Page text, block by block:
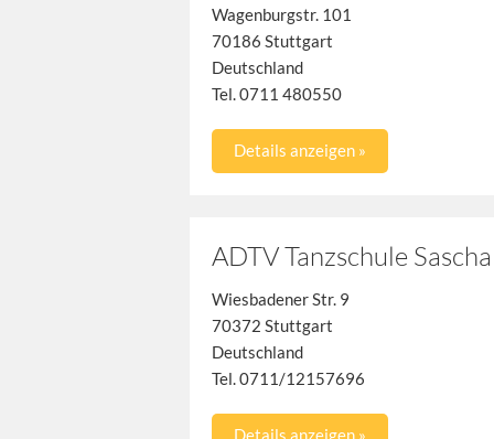
Wagenburgstr. 101
70186 Stuttgart
Deutschland
Tel. 0711 480550
Details anzeigen »
ADTV Tanzschule
Wiesbadener Str. 9
70372 Stuttgart
Deutschland
Tel. 0711/12157696
Details anzeigen »